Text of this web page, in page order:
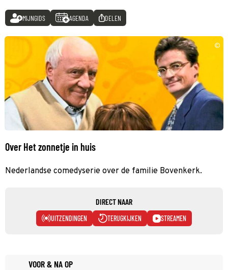
MIJNGIDS AGENDA DELEN
©
Over Het zonnetje in huis
Nederlandse comedyserie over de familie Bovenkerk.
DIRECT NAAR
UITZENDINGEN TERUGKIJKEN STREAMEN
VOOR & NA OP